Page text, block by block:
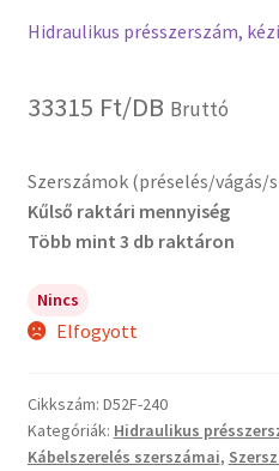
Hidraulikus présszerszám,
33315 Ft/DB Bruttó
Szerszámok (préselés/
Kűlső raktári mennyiség
Több mint 3 db raktáron
Nincs
Elfogyott
Cikkszám: D52F-240
Kategóriák: Hidraulikus
Kábelszerelés szerszámai,